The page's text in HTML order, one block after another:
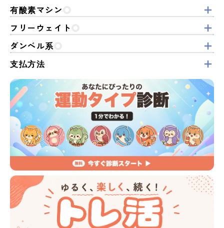
有酸素マシン
フリーウェイト
ダンベル系
支払方法